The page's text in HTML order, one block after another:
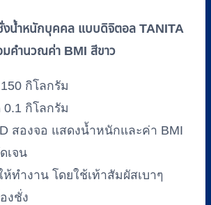
น้ำหนักบุคคล แบบดิจิตอล TANITA
คำนวณค่า BMI สีขาว
กิโลกรัม
0.1 กิโลกรัม
สองจอ แสดงน้ำหนักและค่า BMI
เจน
ห้ทำงาน โดยใช้เท้าสัมผัสเบาๆ
งชั่ง